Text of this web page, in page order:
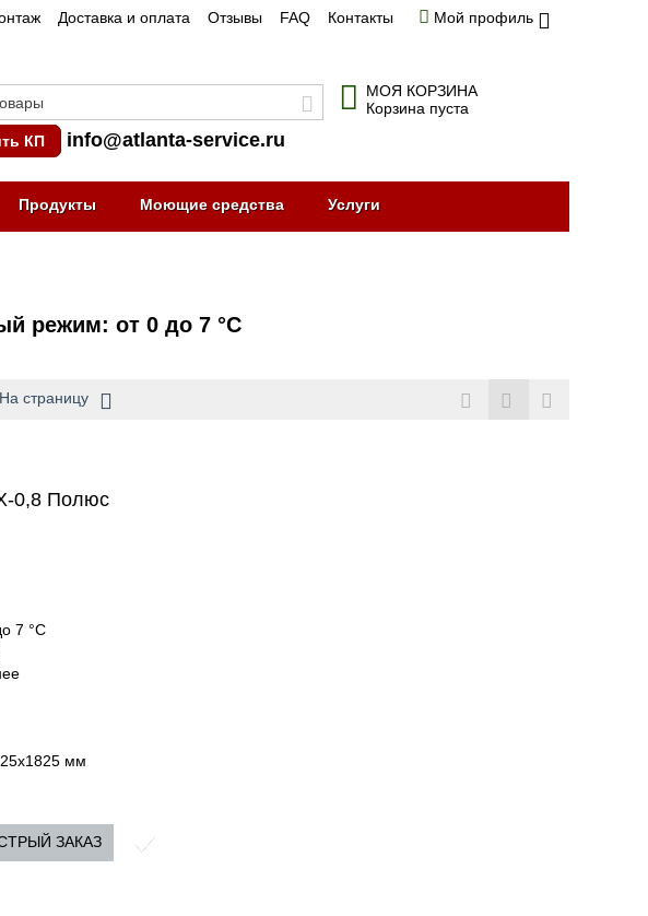
Доставка и оплата Отзывы FAQ Контакты Мой профиль
КП
info@atlanta-service.ru
МОЯ КОРЗИНА
Корзина пуста
Продукты Моющие средства Услуги
режим: от 0 до 7 °C
страницу
0,8 Полюс
7 °C
мм
ЗАКАЗ